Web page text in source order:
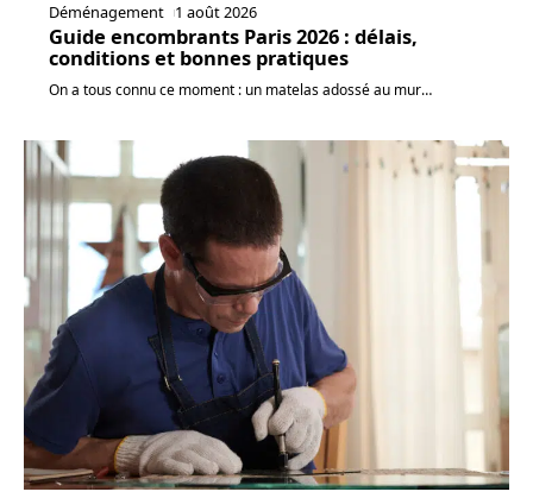
Déménagement 1 août 2026
Guide encombrants Paris 2026 : délais,
conditions et bonnes pratiques
On a tous connu ce moment : un matelas adossé au mur…